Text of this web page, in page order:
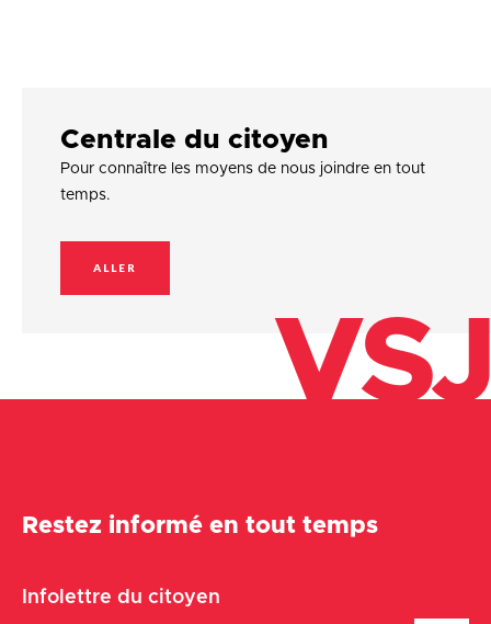
Centrale du citoyen
Pour connaître les moyens de nous joindre en tout
temps.
ALLER
VSJ
Restez informé en tout temps
Infolettre du citoyen